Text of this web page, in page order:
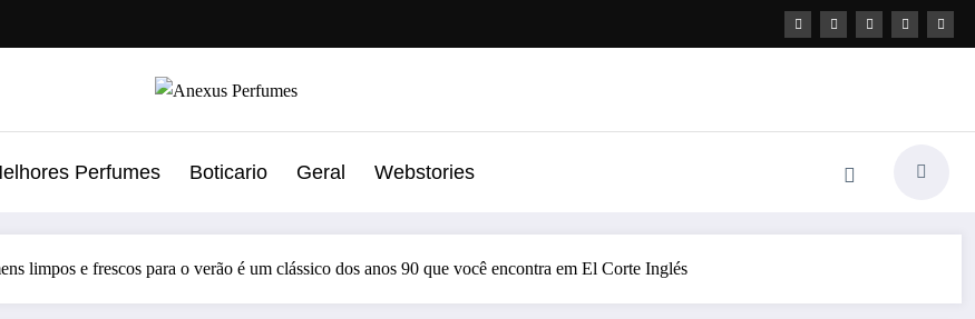
Perfumes Boticario Geral Webstories
limpos e frescos para o verão é um clássico dos anos 90 que você encontra em El Corte Inglés